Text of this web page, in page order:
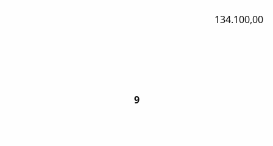
134.100,00
9